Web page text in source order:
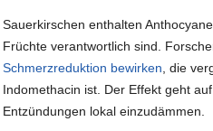
Sauerkirschen enthalten
Früchte verantwortlich sind.
Schmerzreduktion bewirken , die
Indomethacin ist. Der Effekt geht
Entzündungen lokal einzudämmen.